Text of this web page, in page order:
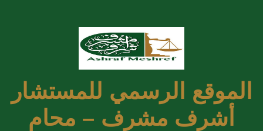
الموقع الرسمي للمستشار
أشرف مشرف – محامٍ